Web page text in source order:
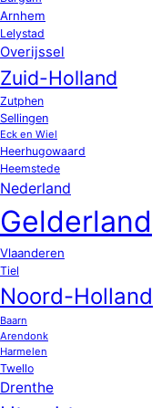
Arnhem
Lelystad
Overijssel
Zuid-Holland
Zutphen
Sellingen
Eck en Wiel
Heerhugowaard
Heemstede
Nederland
Gelderland
Vlaanderen
Tiel
Noord-Holland
Baarn
Arendonk
Harmelen
Twello
Drenthe